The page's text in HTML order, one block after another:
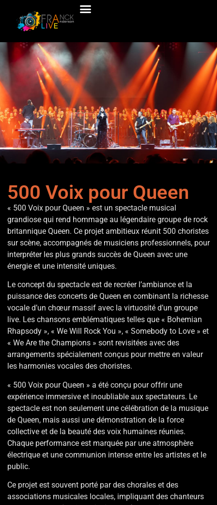
500 Voix pour Queen
500 Voix pour Queen
« 500 Voix pour Queen » est un spectacle musical
grandiose qui rend hommage au légendaire groupe de rock
britannique Queen. Ce projet ambitieux réunit 500 choristes
sur scène, accompagnés de musiciens professionnels, pour
interpréter les plus grands succès de Queen avec une
énergie et une intensité uniques.
Le concept du spectacle est de recréer l’ambiance et la
puissance des concerts de Queen en combinant la richesse
vocale d’un chœur massif avec la virtuosité d’un groupe
live. Les chansons emblématiques telles que « Bohemian
Rhapsody », « We Will Rock You », « Somebody to Love » et
« We Are the Champions » sont revisitées avec des
arrangements spécialement conçus pour mettre en valeur
les harmonies vocales des choristes.
« 500 Voix pour Queen » a été conçu pour offrir une
expérience immersive et inoubliable aux spectateurs. Le
spectacle est non seulement une célébration de la musique
de Queen, mais aussi une démonstration de la force
collective et de la beauté des voix humaines réunies.
Chaque performance est marquée par une atmosphère
électrique et une communion intense entre les artistes et le
public.
Ce projet est souvent porté par des chorales et des
associations musicales locales, impliquant des chanteurs